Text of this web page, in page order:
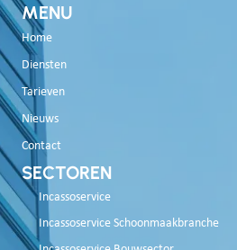
MENU
Home
Diensten
Tarieven
Nieuws
Contact
SECTOREN
Incassoservice
Incassoservice Schoonmaakbranche